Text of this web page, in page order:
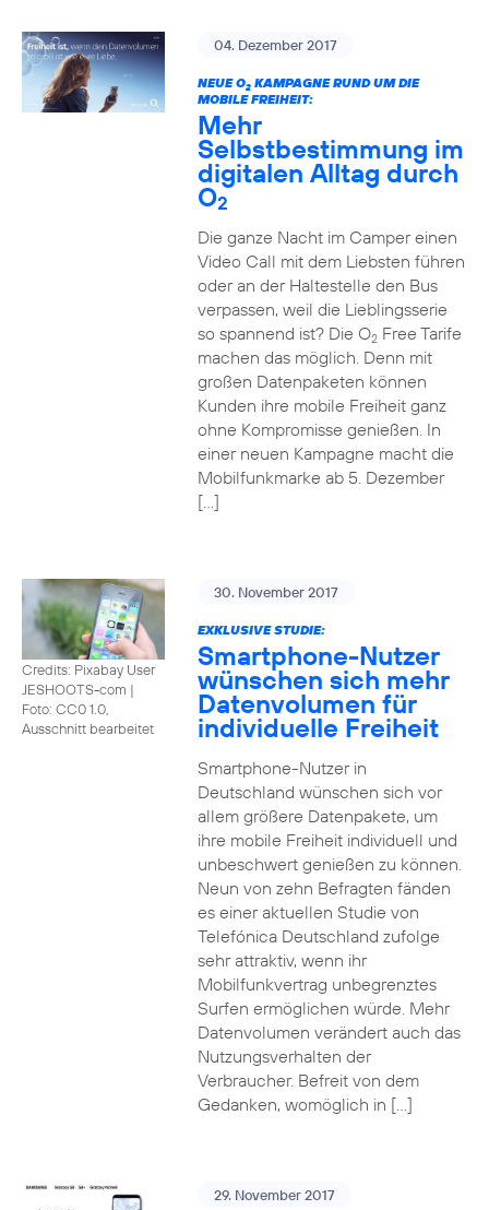
04. Dezember 2017
NEUE O2KAMPAGNE RUND UM DIE
MOBILE FREIHEIT:
Mehr
Selbstbestimmung im
digitalen Alltag durch
O2
Die ganze Nacht im Camper einen
Video Call mit dem Liebsten führen
oder an der Haltestelle den Bus
verpassen, weil die Lieblingsserie
so spannend ist? Die O2Free Tarife
machen das möglich. Denn mit
großen Datenpaketen können
Kunden ihre mobile Freiheit ganz
ohne Kompromisse genießen. In
einer neuen Kampagne macht die
Mobilfunkmarke ab 5. Dezember
[…]
Credits: Pixabay User
JESHOOTS-com |
Foto: CC0 1.0,
Ausschnitt bearbeitet
30. November 2017
EXKLUSIVE STUDIE:
Smartphone-Nutzer
wünschen sich mehr
Datenvolumen für
individuelle Freiheit
Smartphone-Nutzer in
Deutschland wünschen sich vor
allem größere Datenpakete, um
ihre mobile Freiheit individuell und
unbeschwert genießen zu können.
Neun von zehn Befragten fänden
es einer aktuellen Studie von
Telefónica Deutschland zufolge
sehr attraktiv, wenn ihr
Mobilfunkvertrag unbegrenztes
Surfen ermöglichen würde. Mehr
Datenvolumen verändert auch das
Nutzungsverhalten der
Verbraucher. Befreit von dem
Gedanken, womöglich in […]
29. November 2017